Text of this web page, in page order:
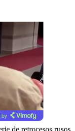
by
de retrocesos rusos